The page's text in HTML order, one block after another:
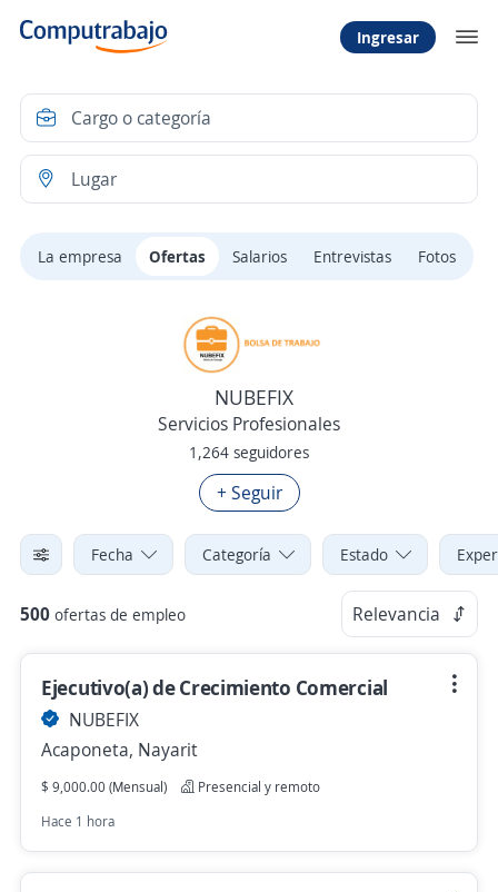
Ingresar
La empresa Ofertas Salarios Entrevistas Fotos
NUBEFIX
Servicios Profesionales
1,264 seguidores
+ Seguir
Fecha Categoría Estado
500 ofertas de empleo Relevancia
Ejecutivo(a) de Crecimiento Comercial
NUBEFIX
Acaponeta, Nayarit
$ 9,000.00 (Mensual)
Presencial y remoto
Hace 1 hora